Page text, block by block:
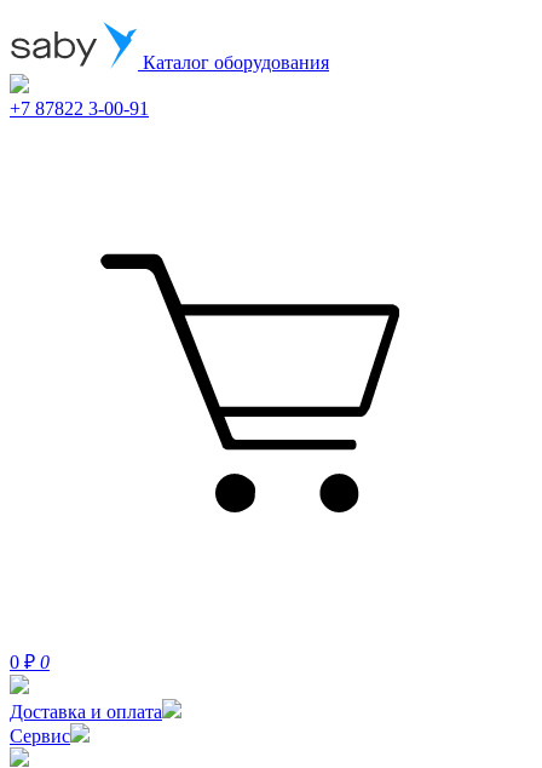
Каталог оборудования
+7 87822 3-00-91
0 ₽ 0
Доставка и оплата
Сервис